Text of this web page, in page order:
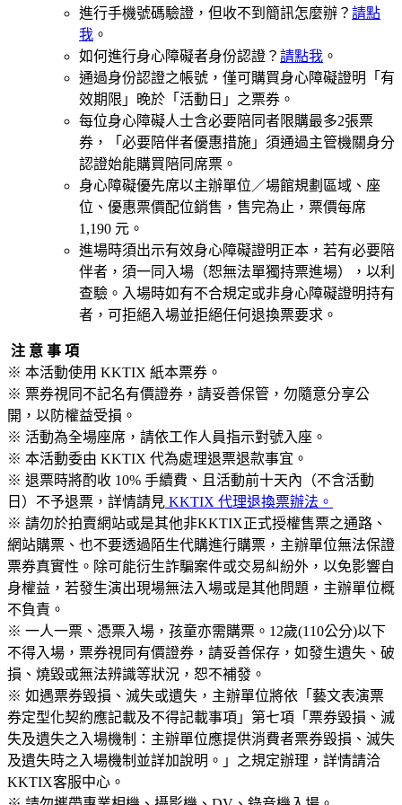
進行手機號碼驗證，但收不到簡訊怎麼辦？ 請點
我 。
如何進行身心障礙者身份認證？ 請點我 。
通過身份認證之帳號，僅可購買身心障礙證明「有
效期限」晚於「活動日」之票券。
每位身心障礙人士含必要陪同者限購最多2張票
券，「必要陪伴者優惠措施」須通過主管機關身分
認證始能購買陪同席票。
身心障礙優先席以主辦單位／場館規劃區域、座
位、優惠票價配位銷售，售完為止，票價每席
1,190 元。
進場時須出示有效身心障礙證明正本，若有必要陪
伴者，須一同入場（恕無法單獨持票進場），以利
查驗。入場時如有不合規定或非身心障礙證明持有
者，可拒絕入場並拒絕任何退換票要求。
注 意 事 項
※ 本活動使用 KKTIX 紙本票券。
※ 票券視同不記名有價證券，請妥善保管，勿隨意分享公
開，以防權益受損。
※ 活動為全場座席，請依工作人員指示對號入座。
※ 本活動委由 KKTIX 代為處理退票退款事宜。
※ 退票時將酌收 10% 手續費、且活動前十天內（不含活動
日）不予退票，詳情請見 KKTIX 代理退換票辦法。
※ 請勿於拍賣網站或是其他非KKTIX正式授權售票之通路、
網站購票、也不要透過陌生代購進行購票，主辦單位無法保證
票券真實性。除可能衍生詐騙案件或交易糾紛外，以免影響自
身權益，若發生演出現場無法入場或是其他問題，主辦單位概
不負責。
※ 一人一票、憑票入場，孩童亦需購票。12歲(110公分)以下
不得入場，票券視同有價證券，請妥善保存，如發生遺失、破
損、燒毀或無法辨識等狀況，恕不補發。
※ 如遇票券毀損、滅失或遺失，主辦單位將依「藝文表演票
券定型化契約應記載及不得記載事項」第七項「票券毀損、滅
失及遺失之入場機制：主辦單位應提供消費者票券毀損、滅失
及遺失時之入場機制並詳加說明。」之規定辦理，詳情請洽
KKTIX客服中心。